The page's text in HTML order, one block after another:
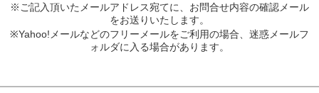
※ご記入頂いたメールアドレス宛てに、お問合せ内容の確認メール
をお送りいたします。
※Yahoo!メールなどのフリーメールをご利用の場合、迷惑メールフ
ォルダに入る場合があります。